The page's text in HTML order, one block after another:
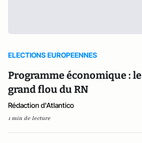
ELECTIONS EUROPEENNES
Programme économique : le
grand flou du RN
Rédaction d'Atlantico
1 min de lecture